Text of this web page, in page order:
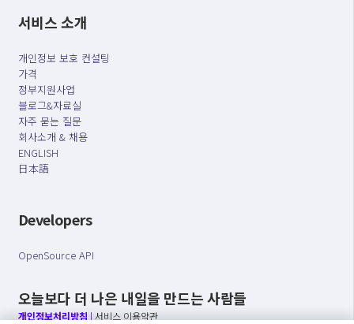
서비스 소개
개인정보 보호 컨설팅
가격
정부지원사업
블로그&자료실
자주 묻는 질문
회사소개 & 채용
ENGLISH
日本語
Developers
OpenSource API
오늘보다 더 나은 내일을 만드는 사람들
개인정보처리방침 | 서비스 이용약관